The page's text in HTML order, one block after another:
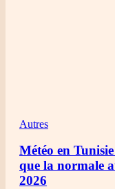
Autres
Météo en
que la normale
2026